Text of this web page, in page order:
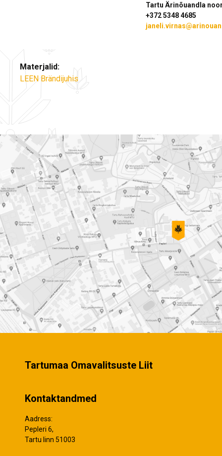
Tartu Ärinõuandla
+372 5348 4685
Materjalid:
LEEN Brändijuhis
Tartumaa Omavalitsuste Liit
Kontaktandmed
Aadress:
Pepleri 6,
Tartu linn 51003